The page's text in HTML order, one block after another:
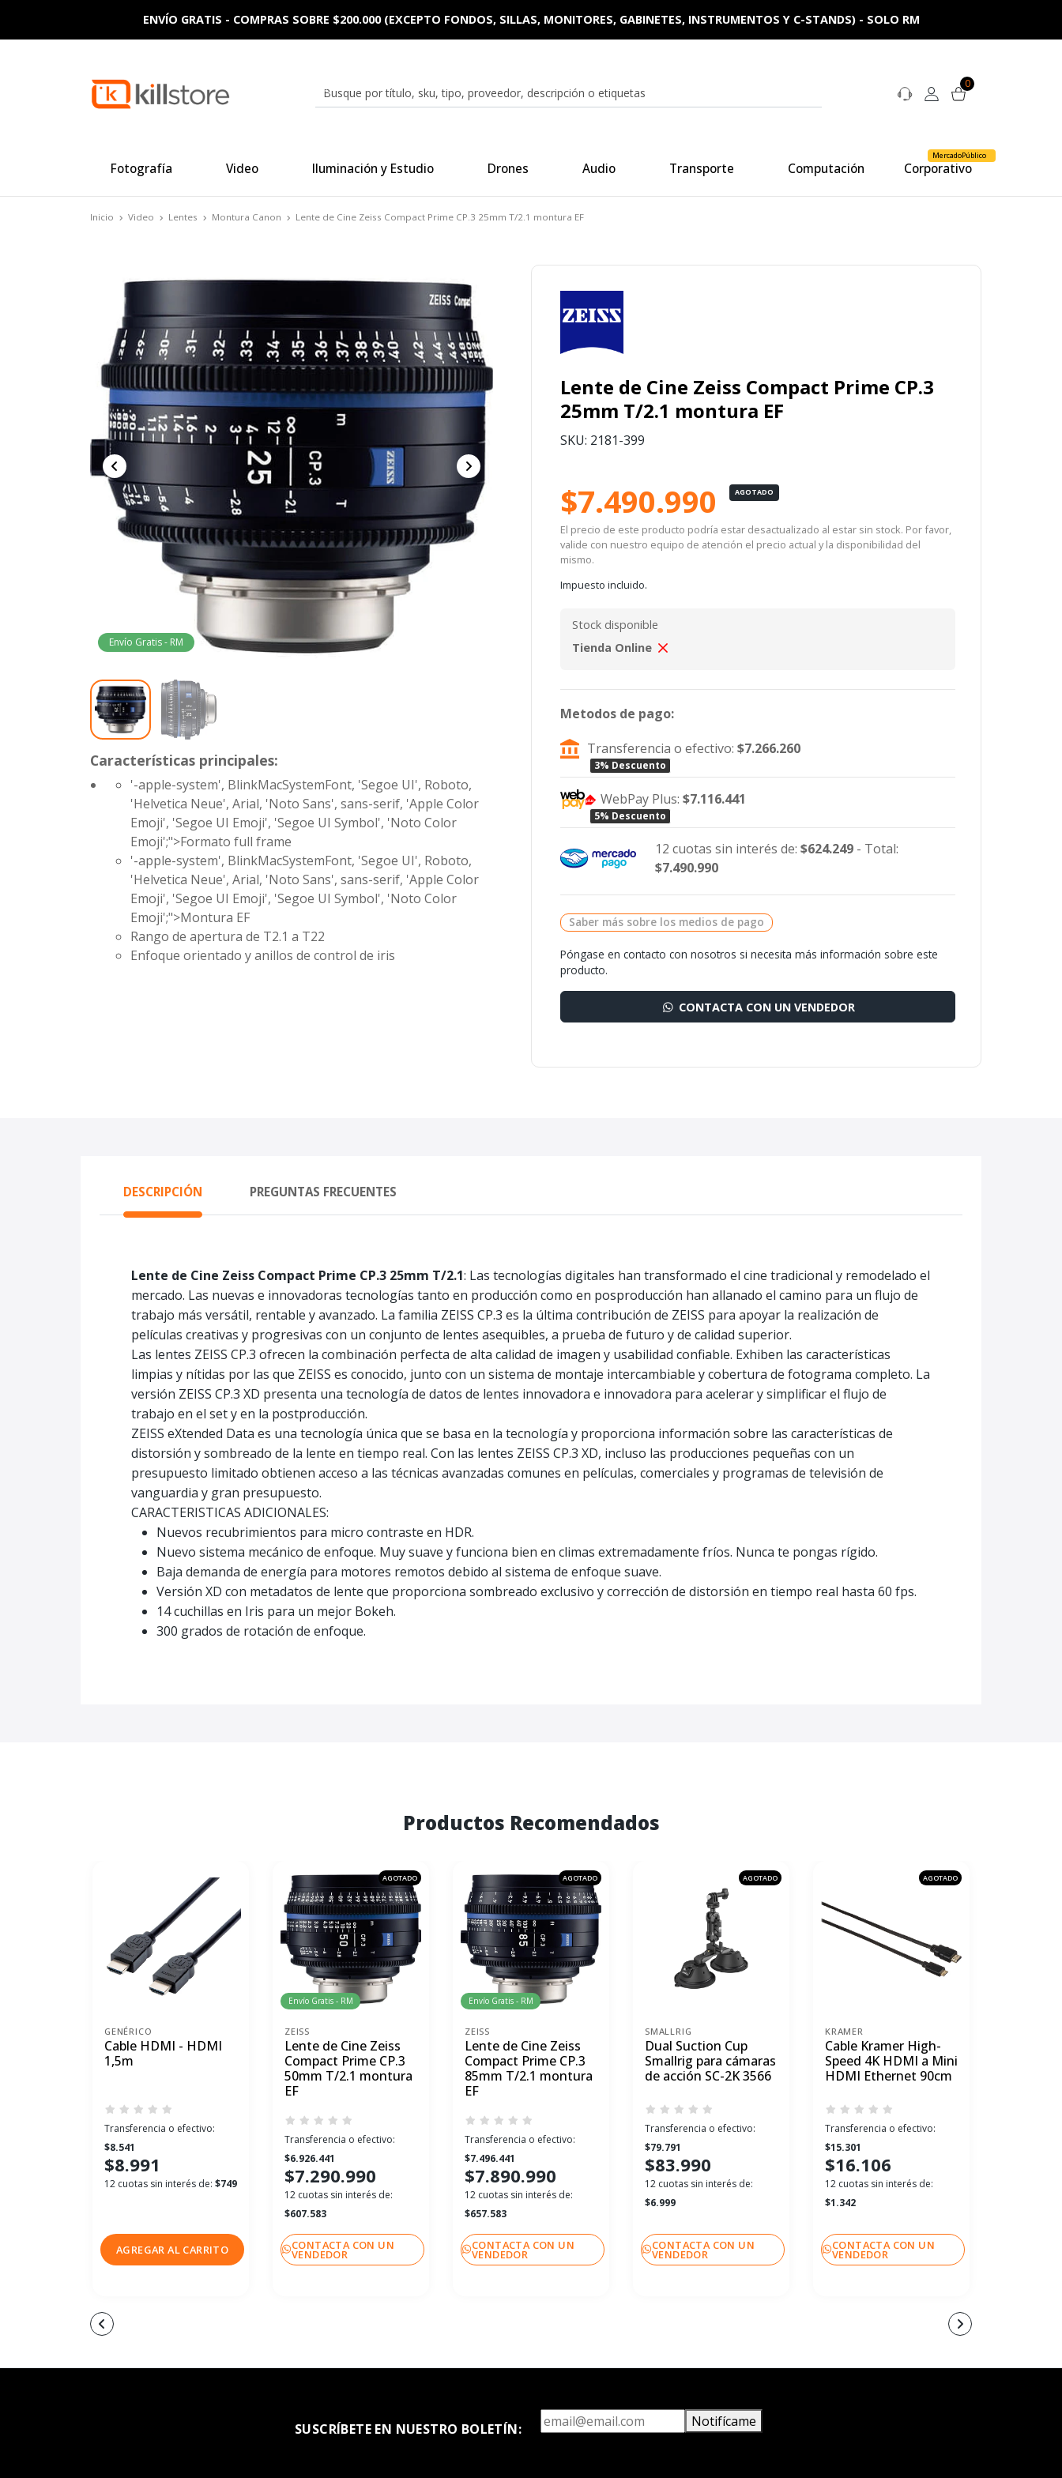
0
Fotografía Video Iluminación y Estudio Drones Audio Transporte Computación Corporativo
MercadoPúblico
ENVÍO GRATIS - COMPRAS SOBRE $200.000 (EXCEPTO FONDOS, SILLAS, MONITORES, GABINETES, INSTRUMENTOS Y C-STANDS) - SOLO RM
Inicio Video Lentes Montura Canon Lente de Cine Zeiss Compact Prime CP.3 25mm T/2.1 montura EF
Envío Gratis - RM
Características principales:
'-apple-system', BlinkMacSystemFont, 'Segoe UI', Roboto,
'Helvetica Neue', Arial, 'Noto Sans', sans-serif, 'Apple Color
Emoji', 'Segoe UI Emoji', 'Segoe UI Symbol', 'Noto Color
Emoji';">Formato full frame
'-apple-system', BlinkMacSystemFont, 'Segoe UI', Roboto,
'Helvetica Neue', Arial, 'Noto Sans', sans-serif, 'Apple Color
Emoji', 'Segoe UI Emoji', 'Segoe UI Symbol', 'Noto Color
Emoji';">Montura EF
Rango de apertura de T2.1 a T22
Enfoque orientado y anillos de control de iris
Lente de Cine Zeiss Compact Prime CP.3
25mm T/2.1 montura EF
SKU: 2181-399
$7.490.990 AGOTADO
El precio de este producto podría estar desactualizado al estar sin stock. Por favor,
valide con nuestro equipo de atención el precio actual y la disponibilidad del
mismo.
Impuesto incluido.
Stock disponible
Tienda Online
Metodos de pago:
Transferencia o efectivo:$7.266.260
3% Descuento
WebPay Plus:$7.116.441
5% Descuento
12 cuotas sin interés de: $624.249- Total:
$7.490.990
Saber más sobre los medios de pago
Póngase en contacto con nosotros si necesita más información sobre este
producto.
CONTACTA CON UN VENDEDOR
DESCRIPCIÓN PREGUNTAS FRECUENTES
Lente de Cine Zeiss Compact Prime CP.3 25mm T/2.1: Las tecnologías digitales han transformado el cine tradicional y remodelado el
mercado. Las nuevas e innovadoras tecnologías tanto en producción como en posproducción han allanado el camino para un flujo de
trabajo más versátil, rentable y avanzado. La familia ZEISS CP.3 es la última contribución de ZEISS para apoyar la realización de
películas creativas y progresivas con un conjunto de lentes asequibles, a prueba de futuro y de calidad superior.
Las lentes ZEISS CP.3 ofrecen la combinación perfecta de alta calidad de imagen y usabilidad confiable. Exhiben las características
limpias y nítidas por las que ZEISS es conocido, junto con un sistema de montaje intercambiable y cobertura de fotograma completo. La
versión ZEISS CP.3 XD presenta una tecnología de datos de lentes innovadora e innovadora para acelerar y simplificar el flujo de
trabajo en el set y en la postproducción.
ZEISS eXtended Data es una tecnología única que se basa en la tecnología y proporciona información sobre las características de
distorsión y sombreado de la lente en tiempo real. Con las lentes ZEISS CP.3 XD, incluso las producciones pequeñas con un
presupuesto limitado obtienen acceso a las técnicas avanzadas comunes en películas, comerciales y programas de televisión de
vanguardia y gran presupuesto.
CARACTERISTICAS ADICIONALES:
Nuevos recubrimientos para micro contraste en HDR.
Nuevo sistema mecánico de enfoque. Muy suave y funciona bien en climas extremadamente fríos. Nunca te pongas rígido.
Baja demanda de energía para motores remotos debido al sistema de enfoque suave.
Versión XD con metadatos de lente que proporciona sombreado exclusivo y corrección de distorsión en tiempo real hasta 60 fps.
14 cuchillas en Iris para un mejor Bokeh.
300 grados de rotación de enfoque.
Productos Recomendados
GENÉRICO
Cable HDMI - HDMI
1,5m
Transferencia o efectivo:
$8.541
$8.991
12 cuotas sin interés de: $749
AGREGAR AL CARRITO
AGOTADO
Envío Gratis - RM
ZEISS
Lente de Cine Zeiss
Compact Prime CP.3
50mm T/2.1 montura
EF
Transferencia o efectivo:
$6.926.441
$7.290.990
12 cuotas sin interés de:
$607.583
CONTACTA CON UN
VENDEDOR
AGOTADO
Envío Gratis - RM
ZEISS
Lente de Cine Zeiss
Compact Prime CP.3
85mm T/2.1 montura
EF
Transferencia o efectivo:
$7.496.441
$7.890.990
12 cuotas sin interés de:
$657.583
CONTACTA CON UN
VENDEDOR
AGOTADO
SMALLRIG
Dual Suction Cup
Smallrig para cámaras
de acción SC-2K 3566
Transferencia o efectivo:
$79.791
$83.990
12 cuotas sin interés de:
$6.999
CONTACTA CON UN
VENDEDOR
AGOTADO
KRAMER
Cable Kramer High-
Speed 4K HDMI a Mini
HDMI Ethernet 90cm
Transferencia o efectivo:
$15.301
$16.106
12 cuotas sin interés de:
$1.342
CONTACTA CON UN
VENDEDOR
SUSCRÍBETE EN NUESTRO BOLETÍN: Notifícame